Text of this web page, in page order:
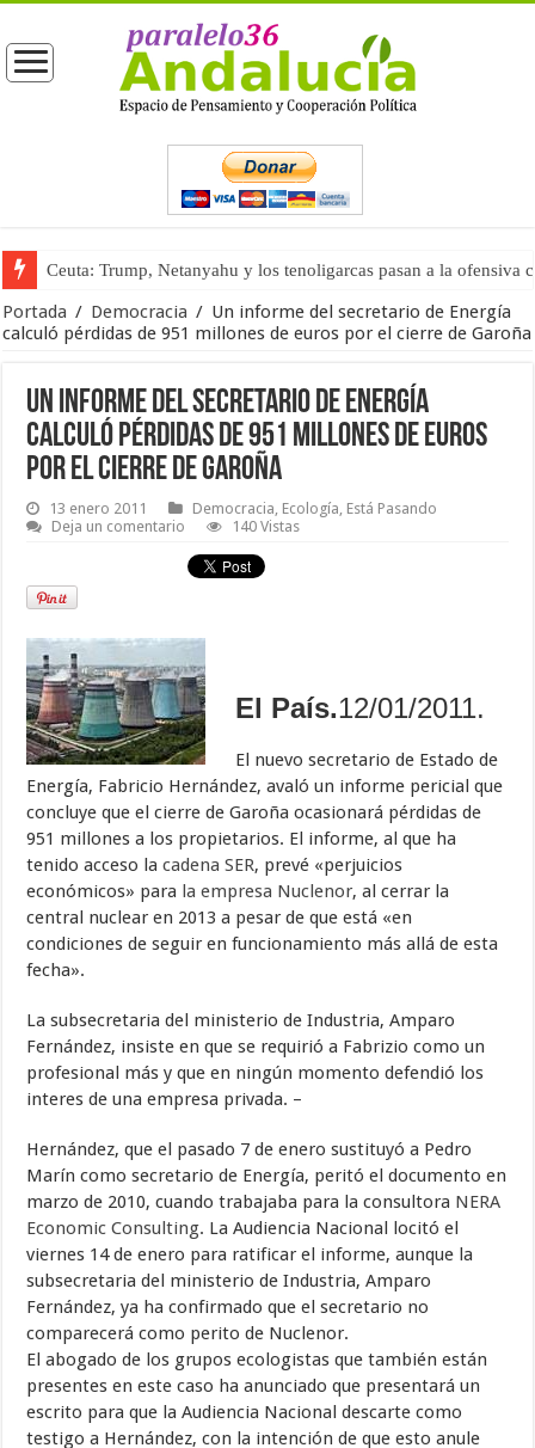
Ceuta: Trump, Netanyahu y los tenoligarcas pasan a la ofensiva
La masificación turística (tercera parte)
Portada / Democracia / Un informe del secretario de Energía
calculó pérdidas de 951 millones de euros por el cierre de Garoña
Un informe del secretario de Energía
calculó pérdidas de 951 millones de euros
por el cierre de Garoña
13 enero 2011 Democracia, Ecología, Está Pasando
Deja un comentario
140 Vistas
El País.12/01/2011.
El nuevo secretario de Estado de
Energía, Fabricio Hernández, avaló un informe pericial que
concluye que el cierre de Garoña ocasionará pérdidas de
951 millones a los propietarios. El informe, al que ha
tenido acceso lacadena SER, prevé «perjuicios
económicos» para la empresa Nuclenor, al cerrar la
central nuclear en 2013 a pesar de que está «en
condiciones de seguir en funcionamiento más allá de esta
fecha».
La subsecretaria del ministerio de Industria, Amparo
Fernández, insiste en que se requirió a Fabrizio como un
profesional más y que en ningún momento defendió los
interes de una empresa privada. –
Hernández, que el pasado 7 de enero sustituyó a Pedro
Marín como secretario de Energía, peritó el documento en
marzo de 2010, cuando trabajaba para la consultora NERA
Economic Consulting. La Audiencia Nacional locitó el
viernes 14 de enero para ratificar el informe, aunque la
subsecretaria del ministerio de Industria, Amparo
Fernández, ya ha confirmado que el secretario no
comparecerá como perito de Nuclenor.
El abogado de los grupos ecologistas que también están
presentes en este caso ha anunciado que presentará un
escrito para que la Audiencia Nacional descarte como
testigo a Hernández, con la intención de que esto anule